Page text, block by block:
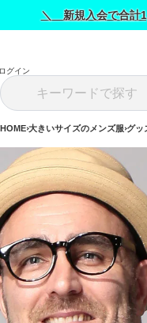
＼ 新規入会で合計
グイン
HOME 大きいサイズのメンズ服 グッ